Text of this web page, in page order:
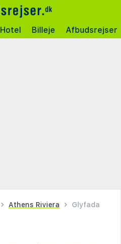
Hotel Billeje Afbudsrejser
Athens Riviera Glyfada